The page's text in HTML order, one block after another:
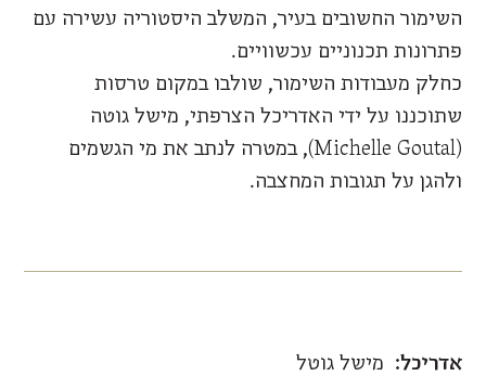
השימור החשובים בעיר, המשלב היסטוריה עשירה עם
פתרונות תכנוניים עכשוויים.
כחלק מעבודות השימור, שולבו במקום טרסות
שתוכננו על ידי האדריכל הצרפתי, מישל גוטה
(Michelle Goutal), במטרה לנתב את מי הגשמים
ולהגן על תגובות המחצבה.
אדריכל: מישל גוטל